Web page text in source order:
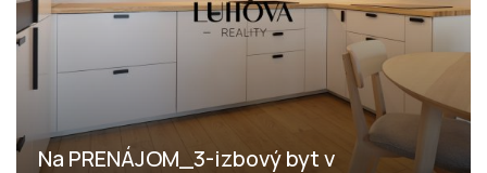
Na PRENÁJOM_3-izbový byt v